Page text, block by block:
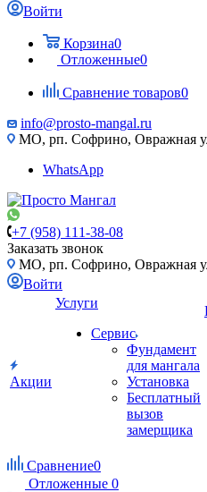
Войти
Корзина0
Отложенные0
Сравнение товаров0
info@prosto-mangal.ru
МО, рп. Софрино, Овражная
WhatsApp
+7 (958) 111-38-08
Заказать звонок
МО, рп. Софрино, Овражная
Войти
Акции
Услуги
Сервис
Фундамент
для мангала
Установка
Бесплатный
вызов
замерщика
Сравнение0
Отложенные 0